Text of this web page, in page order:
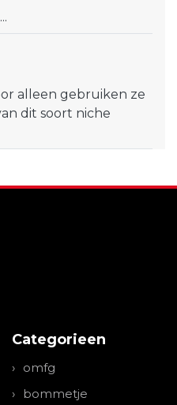
alleen gebruiken ze
dit soort niche
Categorieen
omfg
bommetje